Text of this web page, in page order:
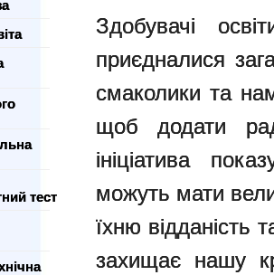
тест
Здобувачі
приєдналися
смаколики та
щоб додати
ініціатива
можуть мати
їхню відданість
захищає нашу